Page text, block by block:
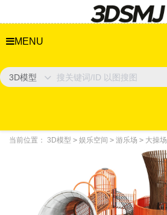
MENU
3D模型
当前位置： 3D模型 > 娱乐空间 > 游乐场 > 大操场